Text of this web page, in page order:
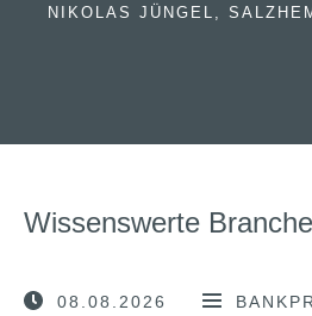
NIKOLAS JÜNGEL,
Wissenswerte
08.08.2026